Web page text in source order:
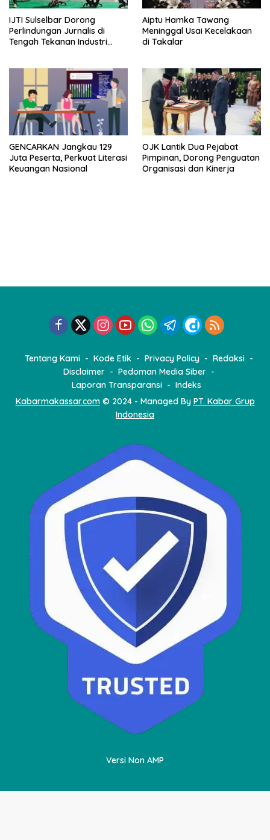
IJTI Sulselbar Dorong
Perlindungan Jurnalis di
Tengah Tekanan Industri
Aiptu Hamka Tawang
Meninggal Usai Kecelakaan
di Takalar
GENCARKAN Jangkau 129
Juta Peserta, Perkuat Literasi
Keuangan Nasional
OJK Lantik Dua Pejabat
Pimpinan, Dorong Penguatan
Organisasi dan Kinerja
Tentang Kami Kode Etik Privacy Policy
Redaksi
Disclaimer
Pedoman Media Siber
Laporan Transparansi
Indeks
Kabarmakassar.com© 2024 - Managed By PT. Kabar Grup
Indonesia
Versi Non AMP